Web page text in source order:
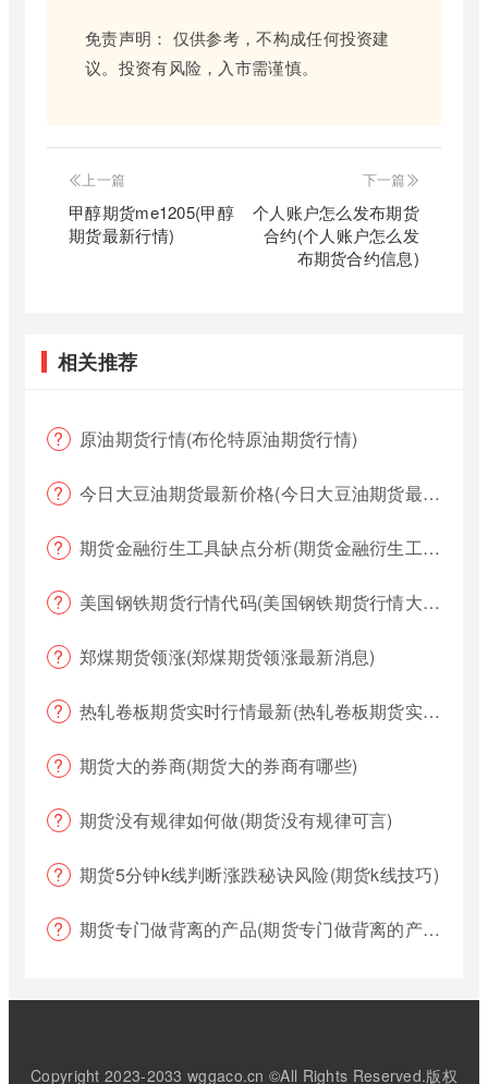
免责声明： 仅供参考，不构成任何投资建
议。投资有风险，入市需谨慎。
上一篇
甲醇期货me1205(甲醇
期货最新行情)
下一篇
个人账户怎么发布期货
合约(个人账户怎么发
布期货合约信息)
相关推荐
原油期货行情(布伦特原油期货行情)
今日大豆油期货最新价格(今日大豆油期货最新价格行情)
期货金融衍生工具缺点分析(期货金融衍生工具缺点分析报告)
美国钢铁期货行情代码(美国钢铁期货行情大盘)
郑煤期货领涨(郑煤期货领涨最新消息)
热轧卷板期货实时行情最新(热轧卷板期货实时行情最新报价)
期货大的券商(期货大的券商有哪些)
期货没有规律如何做(期货没有规律可言)
期货5分钟k线判断涨跌秘诀风险(期货k线技巧)
期货专门做背离的产品(期货专门做背离的产品有哪些)
Copyright 2023-2033 wggaco.cn ©All Rights Reserved.版权